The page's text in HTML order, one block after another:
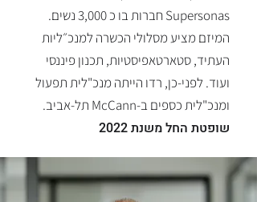
Supersonas חברות בו כ 3,000 נשים.
המיזם מציע מסלולי הכשרה למנכ״ליות
העתיד, סטארטאפיסטיות, תכנון פיננסי
ועוד. לפני-כן, רדו הייתה מנכ"לית תפעול
ומנכ"לית כספים ב-McCann תל-אביב.
שופטת החל משנת 2022